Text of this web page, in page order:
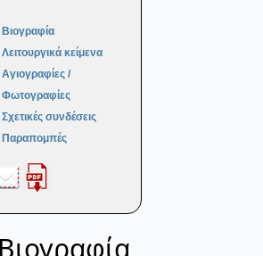
Βιογραφία
Λειτουργικά κείμενα
Αγιογραφίες /
Φωτογραφίες
Σχετικές συνδέσεις
Παραπομπές
Βιογραφία